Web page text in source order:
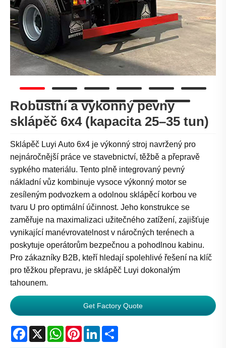
Robustní a výkonný pevný
sklápěč 6x4 (kapacita 25–35 tun)
Sklápěč Luyi Auto 6x4 je výkonný stroj navržený pro
nejnáročnější práce ve stavebnictví, těžbě a přepravě
sypkého materiálu. Tento plně integrovaný pevný
nákladní vůz kombinuje vysoce výkonný motor se
zesíleným podvozkem a odolnou sklápěcí korbou ve
tvaru U pro optimální účinnost. Jeho konstrukce se
zaměřuje na maximalizaci užitečného zatížení, zajišťuje
vynikající manévrovatelnost v náročných terénech a
poskytuje operátorům bezpečnou a pohodlnou kabinu.
Pro zákazníky B2B, kteří hledají spolehlivé řešení na klíč
pro těžkou přepravu, je sklápěč Luyi dokonalým
tahounem.
Get Factory Quote
Facebook
X WhatsApp
PinterestLinkedIn